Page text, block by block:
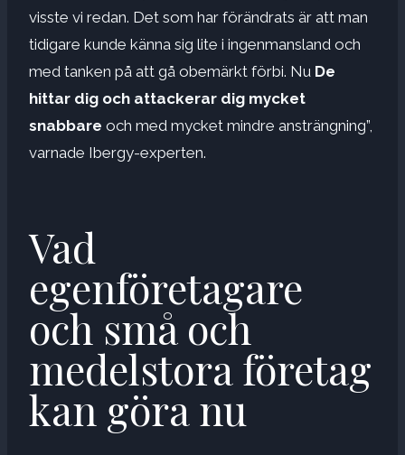
visste vi redan. Det som har förändrats är att man
tidigare kunde känna sig lite i ingenmansland och
med tanken på att gå obemärkt förbi. Nu De
hittar dig och attackerar dig mycket
snabbare och med mycket mindre ansträngning”,
varnade Ibergy-experten.
Vad
egenföretagare
och små och
medelstora företag
kan göra nu